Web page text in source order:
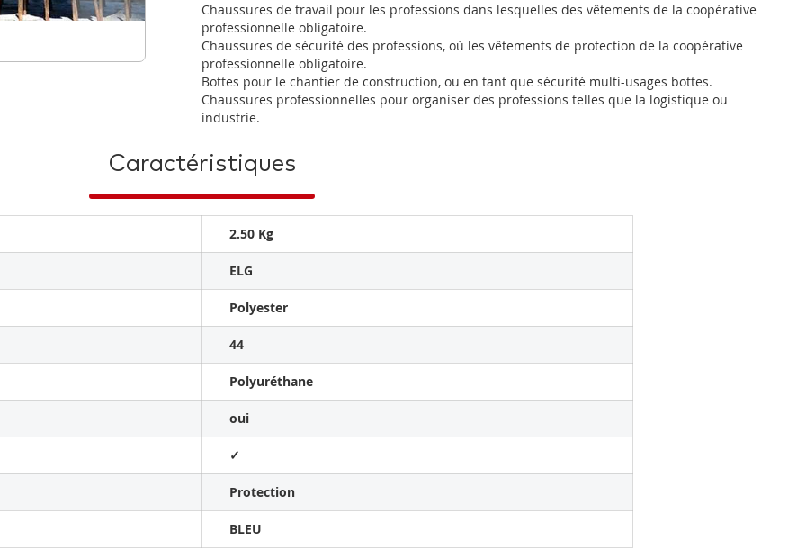
Chaussures de travail pour les professions dans lesquelles des vêtements de la coopérative
professionnelle obligatoire.
Chaussures de sécurité des professions, où les vêtements de protection de la coopérative
professionnelle obligatoire.
Bottes pour le chantier de construction, ou en tant que sécurité multi-usages bottes.
Chaussures professionnelles pour organiser des professions telles que la logistique ou
industrie.
Caractéristiques
2.50 Kg
ELG
Polyester
44
Polyuréthane
oui
✓
Protection
BLEU